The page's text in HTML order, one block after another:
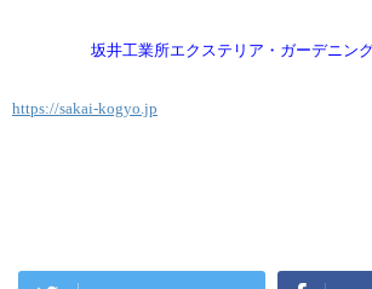
坂井工業所エクステリア・ガーデニング事
https://sakai-kogyo.jp